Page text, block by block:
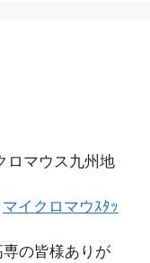
ロマウス九州地
マイクロマウｽﾀｯ
の皆様ありが